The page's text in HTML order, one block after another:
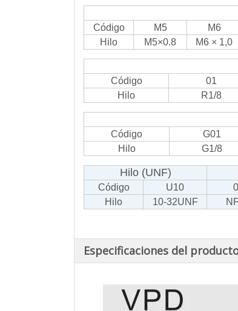
Código M5 M6
Hilo
M5×0.8 M6 × 1,0
Código 01
Hilo
R1/8
Código G01
Hilo
G1/8
Hilo (UNF)
Código U10
Hilo
10-32UNF
Especificaciones del